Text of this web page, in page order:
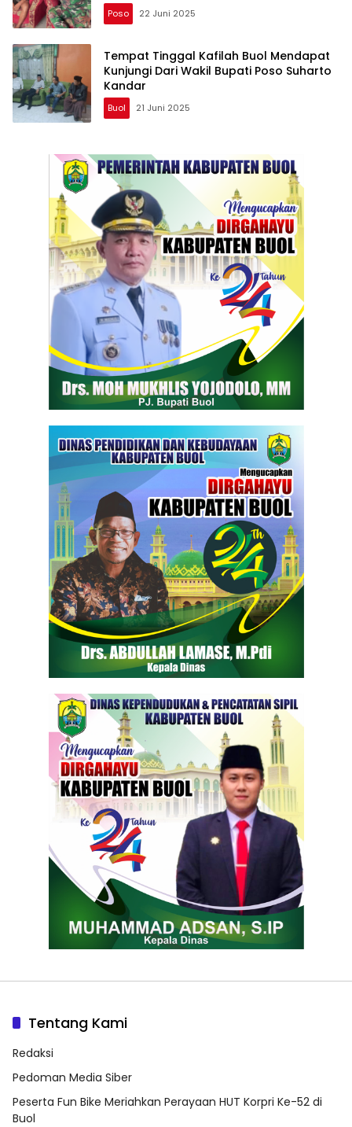
Poso 22 Juni 2025
Tempat Tinggal Kafilah Buol Mendapat
Kunjungi Dari Wakil Bupati Poso Suharto
Kandar
Buol 21 Juni 2025
Tentang Kami
Redaksi
Pedoman Media Siber
Peserta Fun Bike Meriahkan Perayaan HUT Korpri Ke-52 di
Buol